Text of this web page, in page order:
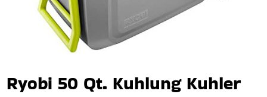
Ryobi 50 Qt. Kuhlung Kuhler